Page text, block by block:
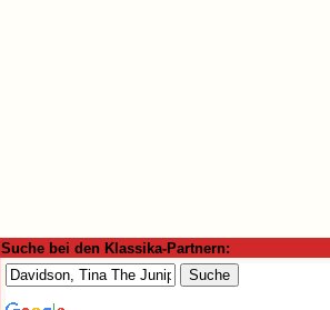
Suche bei den Klassika-Partnern: